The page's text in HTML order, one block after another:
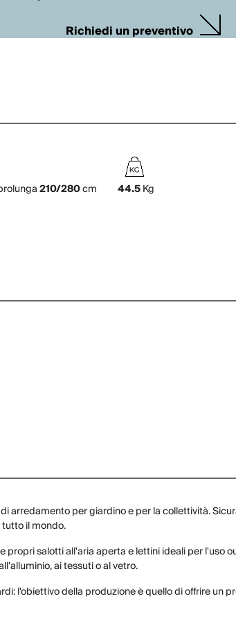
Richiedi un preventivo
210/280cm 44.5Kg
arredamento per giardino e per la collettività.
il mondo.
salotti all'aria aperta e lettini ideali per l'uso
ai tessuti o al vetro.
l'obiettivo della produzione è quello di offrire un